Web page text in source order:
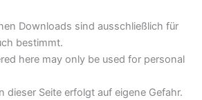
Downloads sind ausschließlich für
bestimmt.
here may only be used for personal
dieser Seite erfolgt auf eigene Gefahr.